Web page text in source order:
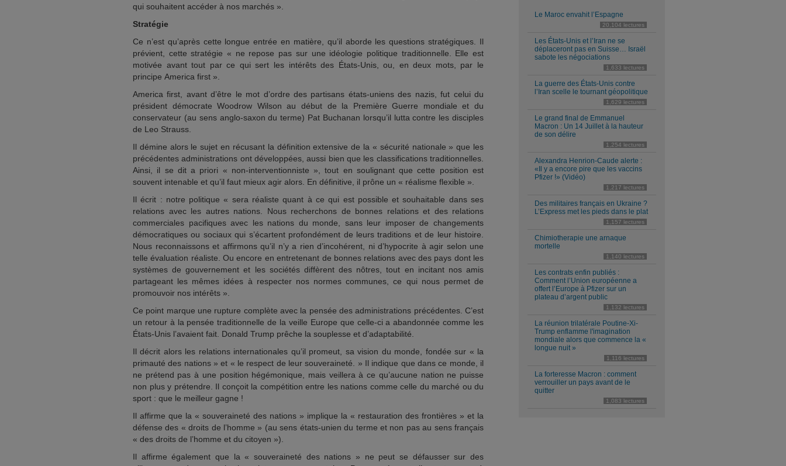
qui souhaitent accéder à nos marchés ».
Stratégie
Ce n’est qu’après cette longue entrée en matière, qu’il aborde les questions stratégiques. Il
prévient, cette stratégie « ne repose pas sur une idéologie politique traditionnelle. Elle est
motivée avant tout par ce qui sert les intérêts des États-Unis, ou, en deux mots, par le
principe America first ».
America first, avant d’être le mot d’ordre des partisans états-uniens des nazis, fut celui du
président démocrate Woodrow Wilson au début de la Première Guerre mondiale et du
conservateur (au sens anglo-saxon du terme) Pat Buchanan lorsqu’il lutta contre les disciples
de Leo Strauss.
Il démine alors le sujet en récusant la définition extensive de la « sécurité nationale » que les
précédentes administrations ont développées, aussi bien que les classifications traditionnelles.
Ainsi, il se dit a priori « non-interventionniste », tout en soulignant que cette position est
souvent intenable et qu’il faut mieux agir alors. En définitive, il prône un « réalisme flexible ».
Il écrit : notre politique « sera réaliste quant à ce qui est possible et souhaitable dans ses
relations avec les autres nations. Nous recherchons de bonnes relations et des relations
commerciales pacifiques avec les nations du monde, sans leur imposer de changements
démocratiques ou sociaux qui s’écartent profondément de leurs traditions et de leur histoire.
Nous reconnaissons et affirmons qu’il n’y a rien d’incohérent, ni d’hypocrite à agir selon une
telle évaluation réaliste. Ou encore en entretenant de bonnes relations avec des pays dont les
systèmes de gouvernement et les sociétés diffèrent des nôtres, tout en incitant nos amis
partageant les mêmes idées à respecter nos normes communes, ce qui nous permet de
promouvoir nos intérêts ».
Ce point marque une rupture complète avec la pensée des administrations précédentes. C’est
un retour à la pensée traditionnelle de la veille Europe que celle-ci a abandonnée comme les
États-Unis l’avaient fait. Donald Trump prêche la souplesse et d’adaptabilité.
Il décrit alors les relations internationales qu’il promeut, sa vision du monde, fondée sur « la
primauté des nations » et « le respect de leur souveraineté. » Il indique que dans ce monde, il
ne prétend pas à une position hégémonique, mais veillera à ce qu’aucune nation ne puisse
non plus y prétendre. Il conçoit la compétition entre les nations comme celle du marché ou du
sport : que le meilleur gagne !
Il affirme que la « souveraineté des nations » implique la « restauration des frontières » et la
défense des « droits de l’homme » (au sens états-unien du terme et non pas au sens français
« des droits de l’homme et du citoyen »).
Il affirme également que la « souveraineté des nations » ne peut se défausser sur des
Le Maroc envahit l’Espagne
20,104 lectures
Les États-Unis et l’Iran ne se
déplaceront pas en Suisse… Israël
sabote les négociations
1,633 lectures
La guerre des États-Unis contre
l’Iran scelle le tournant géopolitique
1,629 lectures
Le grand final de Emmanuel
Macron : Un 14 Juillet à la hauteur
de son délire
1,254 lectures
Alexandra Henrion-Caude alerte :
«Il y a encore pire que les vaccins
Pfizer !» (Vidéo)
1,217 lectures
Des militaires français en Ukraine ?
L’Express met les pieds dans le plat
1,157 lectures
Chimiotherapie une arnaque
mortelle
1,140 lectures
Les contrats enfin publiés :
Comment l’Union européenne a
offert l’Europe à Pfizer sur un
plateau d’argent public
1,132 lectures
La réunion trilatérale Poutine-Xi-
Trump enflamme l'imagination
mondiale alors que commence la «
longue nuit »
1,116 lectures
La forteresse Macron : comment
verrouiller un pays avant de le
quitter
1,083 lectures